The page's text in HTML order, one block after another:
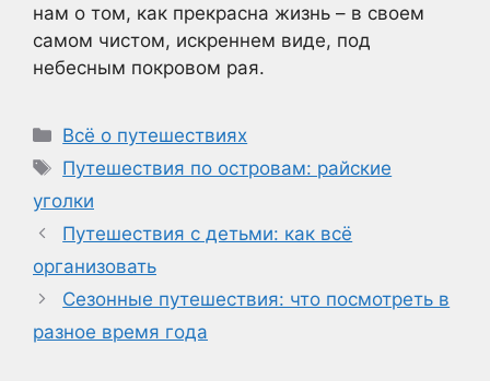
нам о том, как прекрасна жизнь – в своем
самом чистом, искреннем виде, под
небесным покровом рая.
Рубрики
Всё о путешествиях
Метки
Путешествия по островам: райские
уголки
Путешествия с детьми: как всё
организовать
Сезонные путешествия: что посмотреть в
разное время года